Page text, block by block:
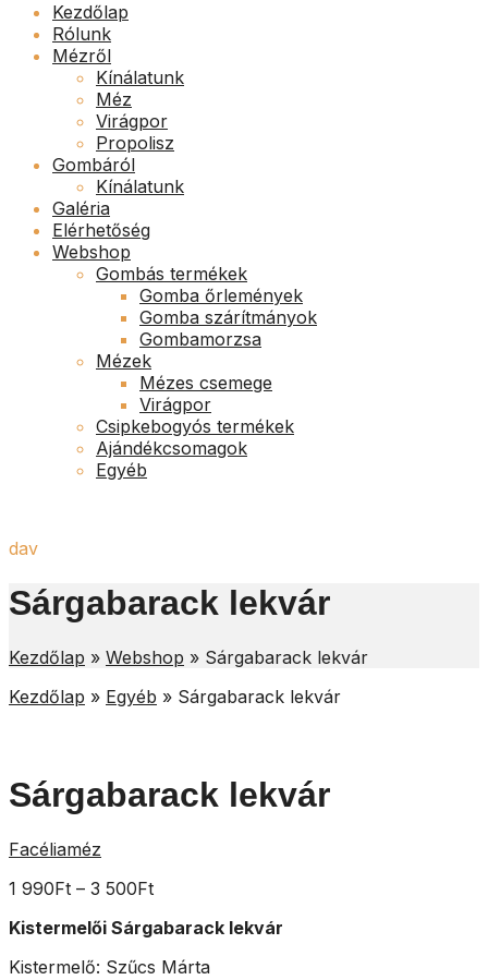
Kezdőlap
Rólunk
Mézről
Kínálatunk
Méz
Virágpor
Propolisz
Gombáról
Kínálatunk
Galéria
Elérhetőség
Webshop
Gombás termékek
Gomba őrlemények
Gomba szárítmányok
Gombamorzsa
Mézek
Mézes csemege
Virágpor
Csipkebogyós termékek
Ajándékcsomagok
Egyéb
dav
Sárgabarack lekvár
Kezdőlap » Webshop » Sárgabarack lekvár
Kezdőlap » Egyéb » Sárgabarack lekvár
Sárgabarack lekvár
Facéliaméz
1 990Ft – 3 500Ft
Kistermelői Sárgabarack lekvár
Kistermelő: Szűcs Márta